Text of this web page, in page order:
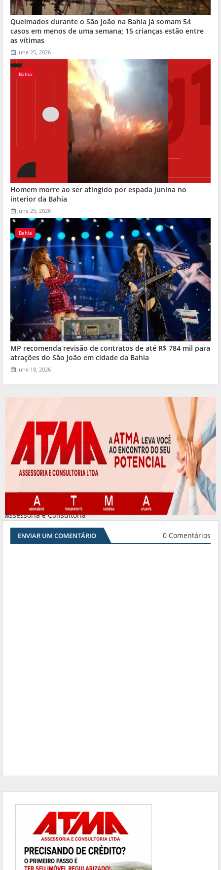
Queimados durante o São João na Bahia já somam 54
casos em menos de uma semana; 15 crianças estão entre
as vítimas
June 25, 2026
Bahia
Homem morre ao ser atingido por espada junina no
interior da Bahia
June 25, 2026
Bahia
MP recomenda revisão de contratos de até R$ 784 mil para
atrações do São João em cidade da Bahia
June 18, 2026
Assessoria e Consultoria
#
ENVIAR UM COMENTÁRIO 0 Comentários